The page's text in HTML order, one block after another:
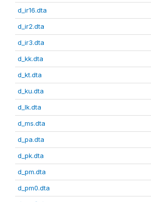
d_ir16.dta
d_ir2.dta
d_ir3.dta
d_kk.dta
d_kt.dta
d_ku.dta
d_lk.dta
d_ms.dta
d_pa.dta
d_pk.dta
d_pm.dta
d_pm0.dta